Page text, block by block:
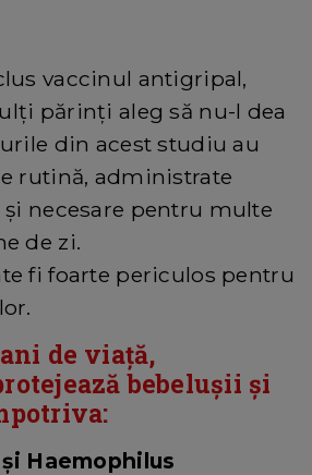
vaccinul antigripal,
părinți aleg să nu-l dea
din acest studiu au
rutină, administrate
necesare pentru multe
de zi.
fi foarte periculos pentru
de viață,
bebelușii și
Haemophilus